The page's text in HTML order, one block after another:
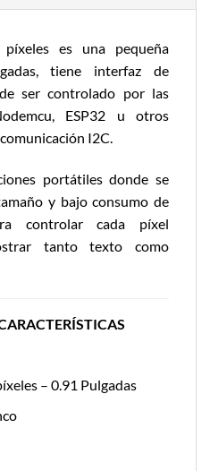
es una pequeña
tiene interfaz de
ser controlado por las
ESP32 u otros
I2C.
portátiles donde se
y bajo consumo de
controlar cada píxel
tanto texto como
– 0.91 Pulgadas